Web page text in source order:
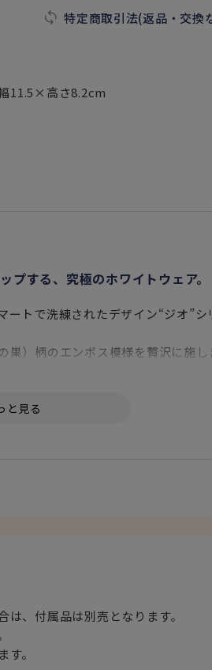
特定商取引法(返品・交換
11.5×高さ8.2cm
する、究極のホワイトウェア。
トで洗練されたデザイン“ジオ”シ
）柄のエンボス模様を贅沢に施し
を選ばず活躍してくれます。
、付属品は別売となります。
。